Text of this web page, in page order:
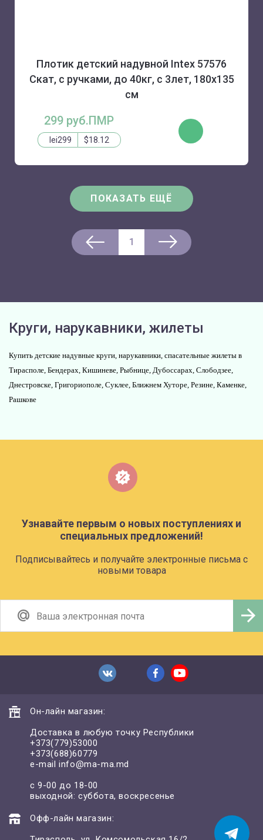
Плотик детский надувной Intex 57576
Скат, с ручками, до 40кг, с 3лет, 180х135
см
299 руб.ПМР
lei299 $18.12
КУПИТЬ
1
ПОКАЗАТЬ ЕЩЁ
Круги, нарукавники, жилеты
Купить детские надувные круги, нарукавники, спасательные жилеты в
Тирасполе, Бендерах, Кишиневе, Рыбнице, Дубоссарах, Слободзее,
Днестровске, Григориополе, Суклее, Ближнем Хуторе, Резине, Каменке,
Рашкове
Узнавайте первым о новых поступлениях и
специальных предложений!
Подписывайтесь и получайте электронные письма с
новыми товара
Он-лайн магазин:
Доставка в любую точку Республики
+373(779)53000
+373(688)60779
e-mailinfo@ma-ma.md
с 9-00 до 18-00
выходной: суббота, воскресенье
Офф-лайн магазин: